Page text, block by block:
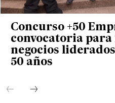
Concurso +50
convocatoria
negocios
50 años